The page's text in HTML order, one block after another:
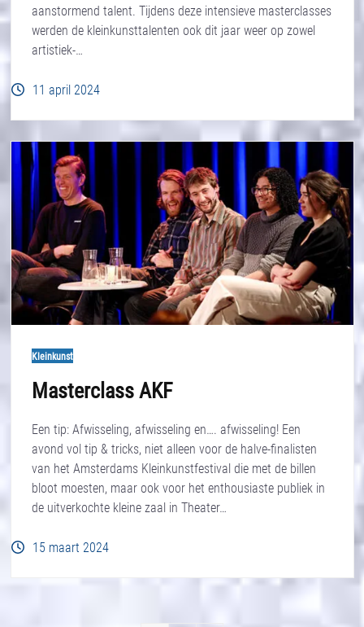
aanstormend talent. Tijdens deze intensieve masterclasses
werden de kleinkunsttalenten ook dit jaar weer op zowel
artistiek-…
11 april 2024
Kleinkunst
Masterclass AKF
Een tip: Afwisseling, afwisseling en…. afwisseling! Een
avond vol tip & tricks, niet alleen voor de halve-finalisten
van het Amsterdams Kleinkunstfestival die met de billen
bloot moesten, maar ook voor het enthousiaste publiek in
de uitverkochte kleine zaal in Theater…
15 maart 2024